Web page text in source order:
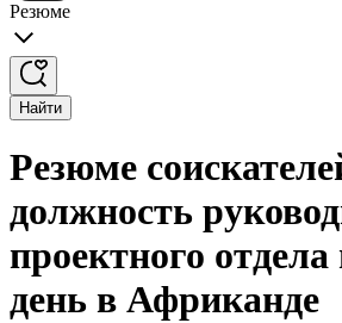
Резюме
Найти
Резюме
должность
проектного
день в Африканде